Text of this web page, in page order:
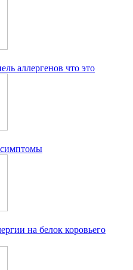
аллергенов что это
на белок коровьего